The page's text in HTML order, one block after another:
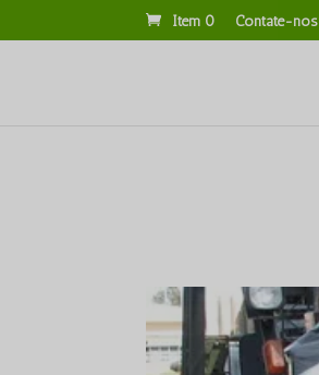
Contate-nos
Item 0